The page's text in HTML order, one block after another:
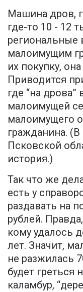
Машина дров,
где-то 10 - 12
региональные
малоимущим
их покупку,
Приводится
где “на
малоимущей
малоимущего
гражданина.
Псковской
история.)
Так что же
есть у
раздавать на
рублей.
кому удалось
лет. Значит,
не разжилась
будет греться
каламбур,